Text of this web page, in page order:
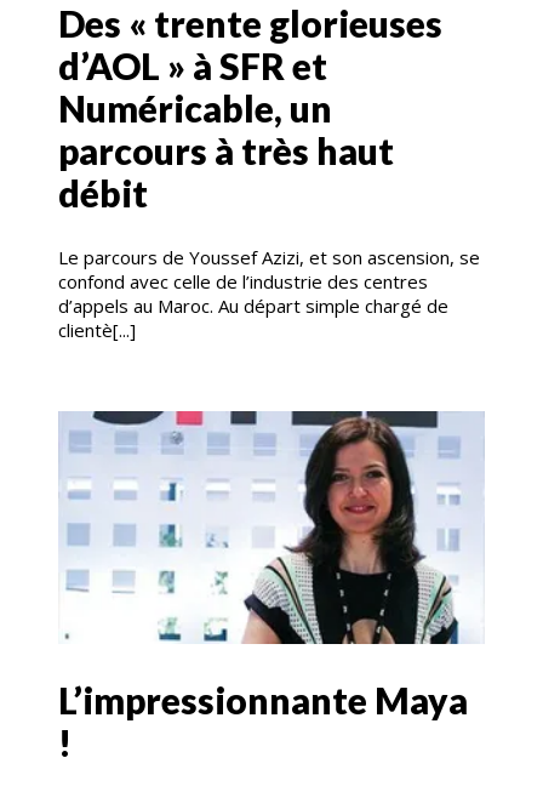
Des « trente glorieuses
d’AOL » à SFR et
Numéricable, un
parcours à très haut
débit
Le parcours de Youssef Azizi, et son ascension, se
confond avec celle de l’industrie des centres
d’appels au Maroc. Au départ simple chargé de
clientè[...]
L’impressionnante Maya
!